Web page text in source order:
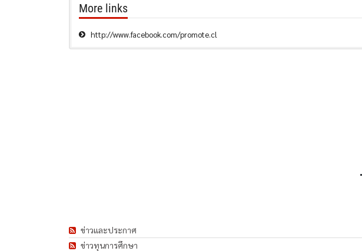
More links
http://www.facebook.com/promote.cl
ข่าวและประกาศ
ข่าวทุนการศึกษา